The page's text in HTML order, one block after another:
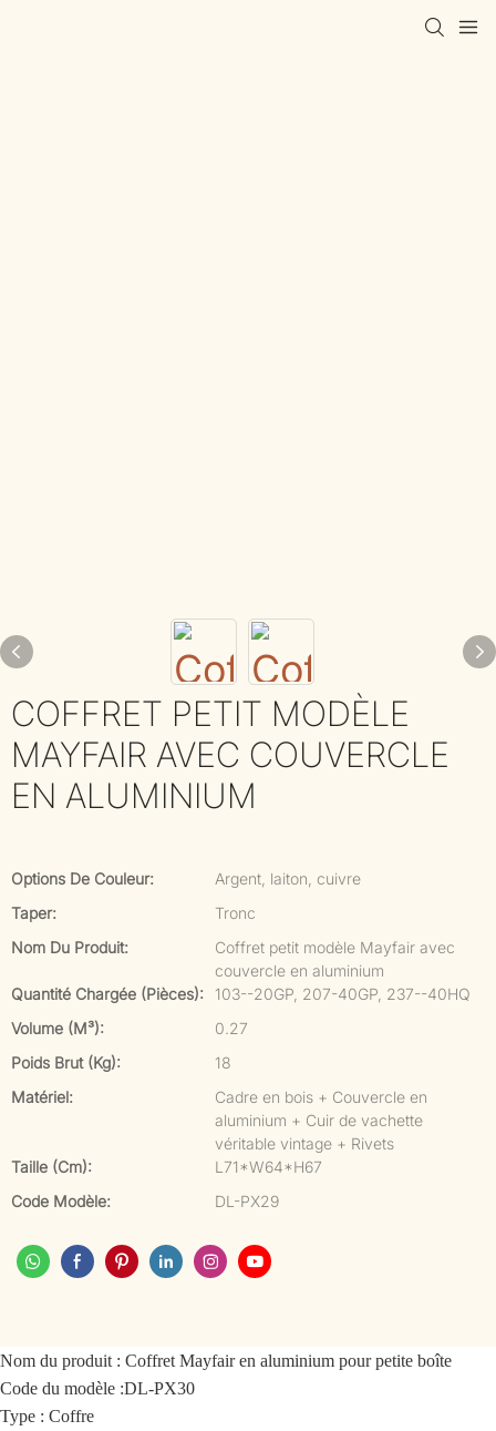
COFFRET PETIT MODÈLE
MAYFAIR AVEC COUVERCLE
EN ALUMINIUM
Options De Couleur:
Argent, laiton, cuivre
Taper:
Tronc
Nom Du Produit:
Coffret petit modèle Mayfair avec
couvercle en aluminium
Quantité Chargée (pièces):
103--20GP, 207-40GP, 237--40HQ
Volume (m³):
0.27
Poids Brut (kg):
18
Matériel:
Cadre en bois + Couvercle en
aluminium + Cuir de vachette
véritable vintage + Rivets
Taille (cm):
L71*W64*H67
Code Modèle:
DL-PX29
Nom du produit : Coffret Mayfair en aluminium pour petite boîte
Code du modèle :DL-PX30
Type : Coffre